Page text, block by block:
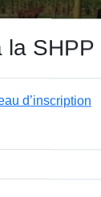
la SHPP
d’inscription